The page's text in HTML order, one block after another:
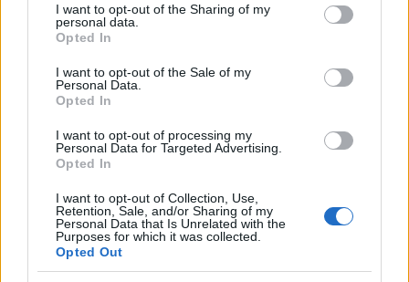
not limited to your visit or usage behaviour. You may click to
grant or deny consent to Google and its third-party tags to
use your data for below specified purposes in below Google
consent section.
I want to opt-out of the Sharing of my
personal data.
Opted In
I want to opt-out of the Sale of my
Personal Data.
Opted In
I want to opt-out of processing my
Personal Data for Targeted Advertising.
Opted In
I want to opt-out of Collection, Use,
Retention, Sale, and/or Sharing of my
Personal Data that Is Unrelated with the
Purposes for which it was collected.
Opted Out
sammen rett ved løypa
Norgescup Gålå 2025 resultater
1. Mats Opsal, MjøsSki/ Team Konnerud, 3:14.92
2. Amund Korsæth, Trøsken IL/ Team Elon
Oslofjord, 3.15.16
3. Lars Heggen, Harestua IL/ Team Aker Dæhlie
Nordmarka, 3:15.21
4. Håkon Skaanes, Strindheim IL, 3:17.74